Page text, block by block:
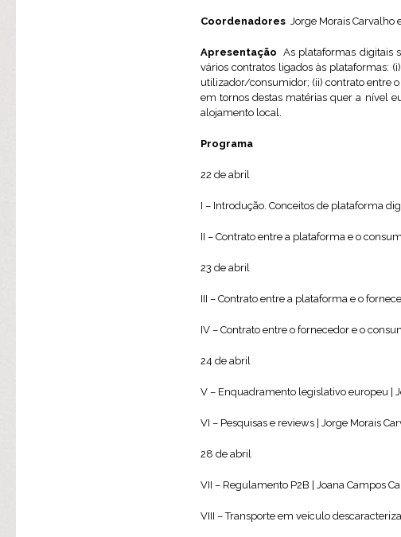
Coordenadores Jorge Morais Carvalho
Apresentação
As plataformas digitais
vários contratos ligados às plataformas:
utilizador/consumidor; (ii) contrato entre
em tornos destas matérias quer a nível
alojamento local.
Programa
22 de abril
I – Introdução. Conceitos de plataforma
II – Contrato entre a plataforma e o
23 de abril
III – Contrato entre a plataforma e o
IV – Contrato entre o fornecedor e o
24 de abril
V – Enquadramento legislativo europeu |
VI – Pesquisas e reviews | Jorge Morais
28 de abril
VII – Regulamento P2B | Joana Campos
VIII – Transporte em veículo